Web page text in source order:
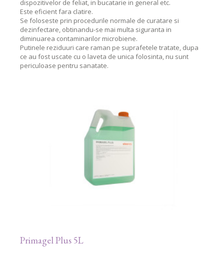
dispozitivelor de feliat, in bucatarie in general etc.
Este eficient fara clatire.
Se foloseste prin procedurile normale de curatare si
dezinfectare, obtinandu-se mai multa siguranta in
diminuarea contaminarilor microbiene.
Putinele reziduuri care raman pe suprafetele tratate, dupa
ce au fost uscate cu o laveta de unica folosinta, nu sunt
periculoase pentru sanatate.
Primagel Plus 5L